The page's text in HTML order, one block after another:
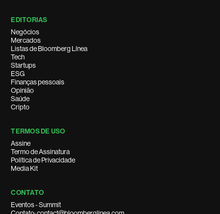
EDITORIAS
Negócios
Mercados
Listas de Bloomberg Línea
Tech
Startups
ESG
Finanças pessoais
Opinião
Saúde
Cripto
TERMOS DE USO
Assine
Termo de Assinatura
Política de Privacidade
Media Kit
CONTATO
Eventos - Summit